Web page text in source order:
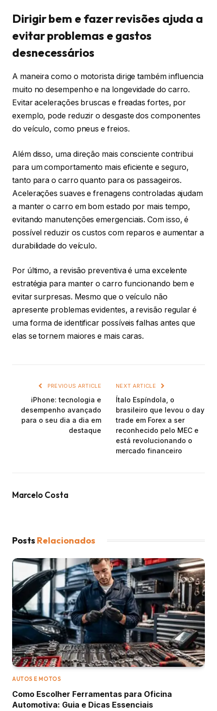
Dirigir bem e fazer revisões ajuda a
evitar problemas e gastos
desnecessários
A maneira como o motorista dirige também influencia
muito no desempenho e na longevidade do carro.
Evitar acelerações bruscas e freadas fortes, por
exemplo, pode reduzir o desgaste dos componentes
do veículo, como pneus e freios.
Além disso, uma direção mais consciente contribui
para um comportamento mais eficiente e seguro,
tanto para o carro quanto para os passageiros.
Acelerações suaves e frenagens controladas ajudam
a manter o carro em bom estado por mais tempo,
evitando manutenções emergenciais. Com isso, é
possível reduzir os custos com reparos e aumentar a
durabilidade do veículo.
Por último, a revisão preventiva é uma excelente
estratégia para manter o carro funcionando bem e
evitar surpresas. Mesmo que o veículo não
apresente problemas evidentes, a revisão regular é
uma forma de identificar possíveis falhas antes que
elas se tornem maiores e mais caras.
PREVIOUS ARTICLE
iPhone: tecnologia e
desempenho avançado
para o seu dia a dia em
destaque
NEXT ARTICLE
Ítalo Espíndola, o
brasileiro que levou o day
trade em Forex a ser
reconhecido pelo MEC e
está revolucionando o
mercado financeiro
Marcelo Costa
Posts Relacionados
AUTOS E MOTOS
Como Escolher Ferramentas para Oficina
Automotiva: Guia e Dicas Essenciais